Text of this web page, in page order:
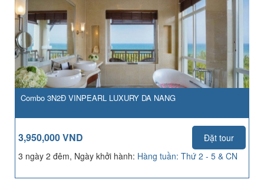
Combo 3N2Đ VINPEARL LUXURY DA NANG
3,950,000 VND
Đặt tour
3 ngày 2 đêm, Ngày khởi hành: Hàng tuần: Thứ 2 - 5 & CN